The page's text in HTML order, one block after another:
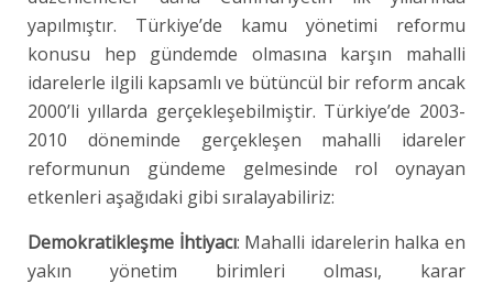
yapılmıştır. Türkiye’de kamu yönetimi reformu
konusu hep gündemde olmasına karşın mahalli
idarelerle ilgili kapsamlı ve bütüncül bir reform ancak
2000’li yıllarda gerçekleşebilmiştir. Türkiye’de 2003-
2010 döneminde gerçekleşen mahalli idareler
reformunun gündeme gelmesinde rol oynayan
etkenleri aşağıdaki gibi sıralayabiliriz:
Demokratikleşme İhtiyacı: Mahalli idarelerin halka en
yakın yönetim birimleri olması, karar